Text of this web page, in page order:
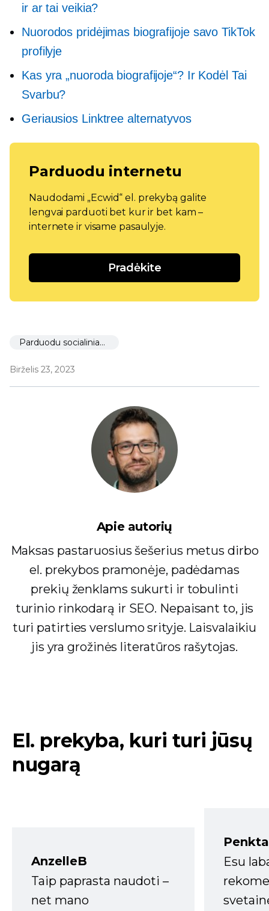
ir ar tai veikia?
Nuorodos pridėjimas biografijoje savo TikTok
profilyje
Kas yra „nuoroda biografijoje“? Ir Kodėl Tai
Svarbu?
Geriausios Linktree alternatyvos
Parduodu internetu
Naudodami „Ecwid“ el. prekybą galite
lengvai parduoti bet kur ir bet kam –
internete ir visame pasaulyje.
Pradėkite
Parduodu socialiniame tinkle
Birželis 23, 2023
Apie autorių
Maksas pastaruosius šešerius metus dirbo
el. prekybos pramonėje, padėdamas
prekių ženklams sukurti ir tobulinti
turinio rinkodarą ir SEO. Nepaisant to, jis
turi patirties verslumo srityje. Laisvalaikiu
jis yra grožinės literatūros rašytojas.
El. prekyba, kuri turi jūsų
nugarą
AnzelleB
Taip paprasta naudoti –
net mano
Esu